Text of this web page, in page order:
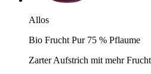
Allos
Bio Frucht Pur 75 % Pflaume
Zarter Aufstrich mit mehr